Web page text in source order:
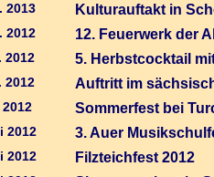
2013 Kulturauftakt in
. 2012 12. Feuerwerk der
2012 5. Herbstcocktail
2012 Auftritt im
Sommerfest bei
2012 3. Auer
2012 Filzteichfest 2012